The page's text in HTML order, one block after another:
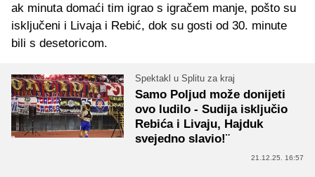
ak minuta domaći tim igrao s igračem manje, pošto su
isključeni i Livaja i Rebić, dok su gosti od 30. minute
bili s desetoricom.
Spektakl u Splitu za kraj
Samo Poljud može donijeti
ovo ludilo - Sudija isključio
Rebića i Livaju, Hajduk
svejedno slavio!¨
21.12.25. 16:57